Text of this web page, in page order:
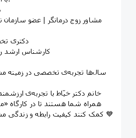
مشاور زوج درمانگر | عضو سازمان
🔹
🔹 کارشناس
🔹 سال‌ها تجربه‌ی تخصصی در زمینه
خانم دکتر خیّاط با تجربه‌ی
همراه شما هستند تا در کارگاه
کمک کنند کیفیت رابطه و زندگی